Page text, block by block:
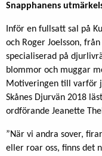
Snapphanens utmä
Inför en fullsatt sal på
och Roger Joelsson,
specialiserad på
blommor och muggar
Motiveringen till varför
Skånes Djurvän 2018
ordförande Jeanette
”När vi andra sover,
eller roar oss, finns det